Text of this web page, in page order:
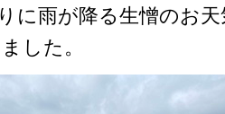
に雨が降る生憎のお
した。